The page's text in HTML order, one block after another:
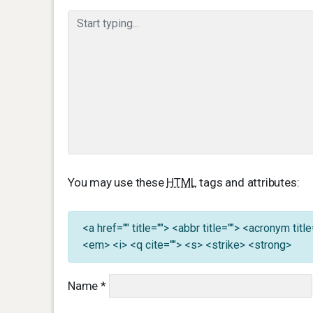
You may use these HTMLtags and attributes:
<a href="" title=""> <abbr title=""> <acronym
<em> <i> <q cite=""> <s> <strike> <strong>
Name *